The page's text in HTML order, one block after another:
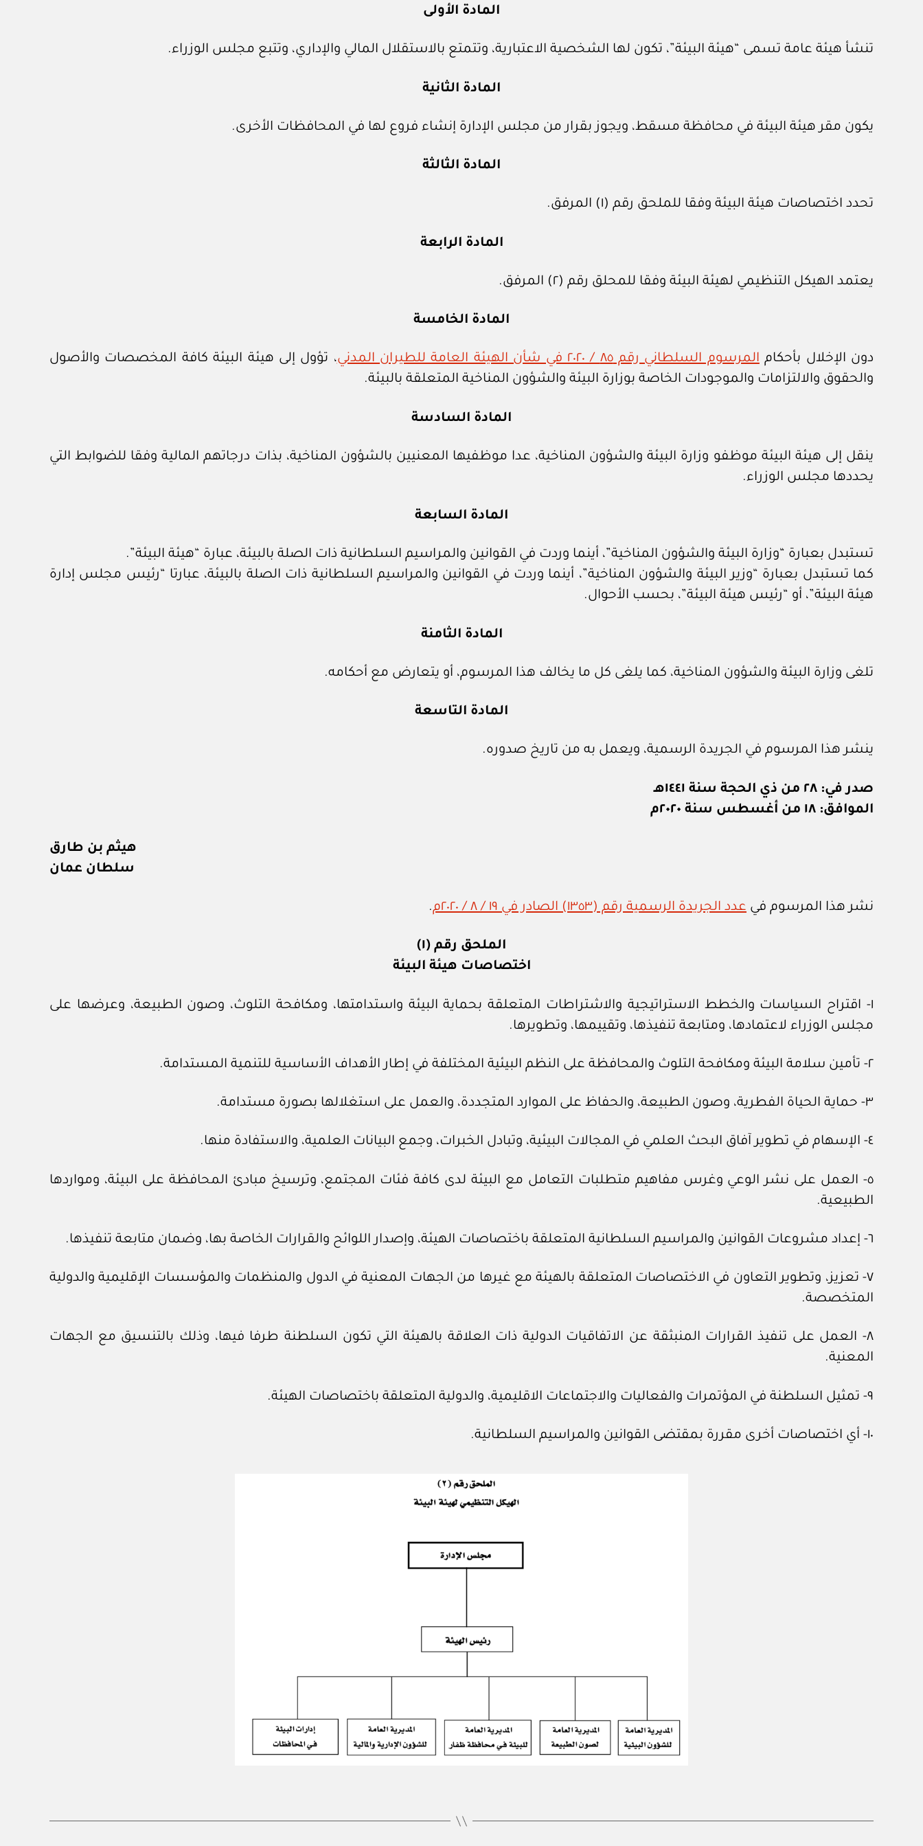
المادة الأولى
تنشأ هيئة عامة تسمى “هيئة البيئة”، تكون لها الشخصية الاعتبارية، وتتمتع بالاستقلال المالي والإداري، وتتبع مجلس الوزراء.
المادة الثانية
يكون مقر هيئة البيئة في محافظة مسقط، ويجوز بقرار من مجلس الإدارة إنشاء فروع لها في المحافظات الأخرى.
المادة الثالثة
تحدد اختصاصات هيئة البيئة وفقا للملحق رقم (١) المرفق.
المادة الرابعة
يعتمد الهيكل التنظيمي لهيئة البيئة وفقا للمحلق رقم (٢) المرفق.
المادة الخامسة
دون الإخلال بأحكامالمرسوم السلطاني رقم ٨٥ / ٢٠٢٠ في شأن الهيئة العامة للطيران المدني
، تؤول إلى هيئة البيئة كافة المخصصات والأصول
والحقوق والالتزامات والموجودات الخاصة بوزارة البيئة والشؤون المناخية المتعلقة بالبيئة.
المادة السادسة
ينقل إلى هيئة البيئة موظفو وزارة البيئة والشؤون المناخية، عدا موظفيها المعنيين بالشؤون المناخية، بذات درجاتهم المالية وفقا للضوابط التي
يحددها مجلس الوزراء.
المادة السابعة
تستبدل بعبارة “وزارة البيئة والشؤون المناخية”، أينما وردت في القوانين والمراسيم السلطانية ذات الصلة بالبيئة، عبارة “هيئة البيئة”.
كما تستبدل بعبارة “وزير البيئة والشؤون المناخية”، أينما وردت في القوانين والمراسيم السلطانية ذات الصلة بالبيئة، عبارتا “رئيس مجلس إدارة
هيئة البيئة”، أو “رئيس هيئة البيئة”، بحسب الأحوال.
المادة الثامنة
تلغى وزارة البيئة والشؤون المناخية، كما يلغى كل ما يخالف هذا المرسوم، أو يتعارض مع أحكامه.
المادة التاسعة
ينشر هذا المرسوم في الجريدة الرسمية، ويعمل به من تاريخ صدوره.
صدر في: ٢٨ من ذي الحجة سنة ١٤٤١هـ
الموافق: ١٨ من أغسطس سنة ٢٠٢٠م
هيثم بن طارق
سلطان عمان
نشر هذا المرسوم في عدد الجريدة الرسمية رقم (١٣٥٣) الصادر في ١٩ / ٨ / ٢٠٢٠م .
الملحق رقم (١)
اختصاصات هيئة البيئة
١- اقتراح السياسات والخطط الاستراتيجية والاشتراطات المتعلقة بحماية البيئة واستدامتها، ومكافحة التلوث، وصون الطبيعة، وعرضها على
مجلس الوزراء لاعتمادها، ومتابعة تنفيذها، وتقييمها، وتطويرها.
٢- تأمين سلامة البيئة ومكافحة التلوث والمحافظة على النظم البيئية المختلفة في إطار الأهداف الأساسية للتنمية المستدامة.
٣- حماية الحياة الفطرية، وصون الطبيعة، والحفاظ على الموارد المتجددة، والعمل على استغلالها بصورة مستدامة.
٤- الإسهام في تطوير آفاق البحث العلمي في المجالات البيئية، وتبادل الخبرات، وجمع البيانات العلمية، والاستفادة منها.
٥- العمل على نشر الوعي وغرس مفاهيم متطلبات التعامل مع البيئة لدى كافة فئات المجتمع، وترسيخ مبادئ المحافظة على البيئة، ومواردها
الطبيعية.
٦- إعداد مشروعات القوانين والمراسيم السلطانية المتعلقة باختصاصات الهيئة، وإصدار اللوائح والقرارات الخاصة بها، وضمان متابعة تنفيذها.
٧- تعزيز، وتطوير التعاون في الاختصاصات المتعلقة بالهيئة مع غيرها من الجهات المعنية في الدول والمنظمات والمؤسسات الإقليمية والدولية
المتخصصة.
٨- العمل على تنفيذ القرارات المنبثقة عن الاتفاقيات الدولية ذات العلاقة بالهيئة التي تكون السلطنة طرفا فيها، وذلك بالتنسيق مع الجهات
المعنية.
٩- تمثيل السلطنة في المؤتمرات والفعاليات والاجتماعات الاقليمية، والدولية المتعلقة باختصاصات الهيئة.
١٠- أي اختصاصات أخرى مقررة بمقتضى القوانين والمراسيم السلطانية.